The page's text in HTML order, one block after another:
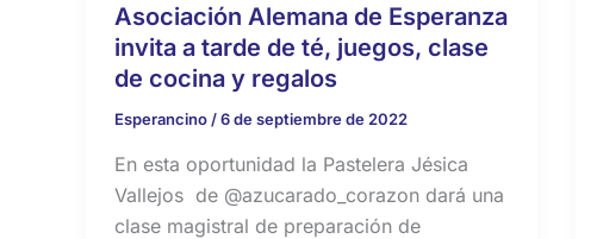
Asociación Alemana de Esperanza
invita a tarde de té, juegos, clase
de cocina y regalos
Esperancino /6 de septiembre de 2022
En esta oportunidad la Pastelera Jésica
Vallejos de @azucarado_corazon dará una
clase magistral de preparación de